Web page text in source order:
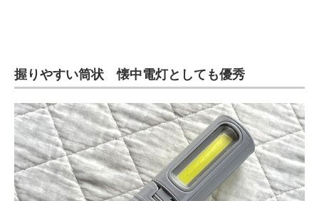
握りやすい筒状 懐中電灯としても優秀